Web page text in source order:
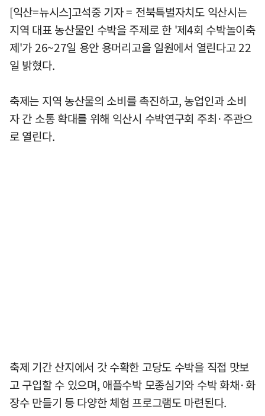
[익산=뉴시스]고석중 기자 = 전북특별자치도 익산시는
지역 대표 농산물인 수박을 주제로 한 '제4회 수박놀이축
제'가 26~27일 용안 용머리고을 일원에서 열린다고 22
일 밝혔다.
축제는 지역 농산물의 소비를 촉진하고, 농업인과 소비
자 간 소통 확대를 위해 익산시 수박연구회 주최·주관으
로 열린다.
축제 기간 산지에서 갓 수확한 고당도 수박을 직접 맛보
고 구입할 수 있으며, 애플수박 모종심기와 수박 화채·화
장수 만들기 등 다양한 체험 프로그램도 마련된다.